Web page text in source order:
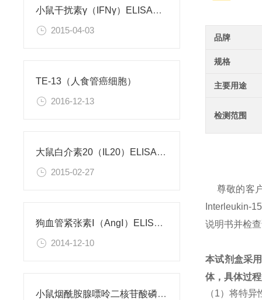
小鼠干扰素γ（IFNγ）ELISA试剂盒
2015-04-03
TE-13（人食管癌细胞）
2016-12-13
大鼠白介素20（IL20）ELISA试剂盒
2015-02-27
狗血管紧张素Ⅰ（AngⅠ）ELISA试剂盒
2014-12-10
小鼠烟酰胺腺嘌呤二核苷酸磷酸（NADPH）检测试剂盒
品牌
规格
主要用途
检测范围
尊敬的客
Interleukin-
说明书并检
本试剂盒采
体，具体过
（1）将特